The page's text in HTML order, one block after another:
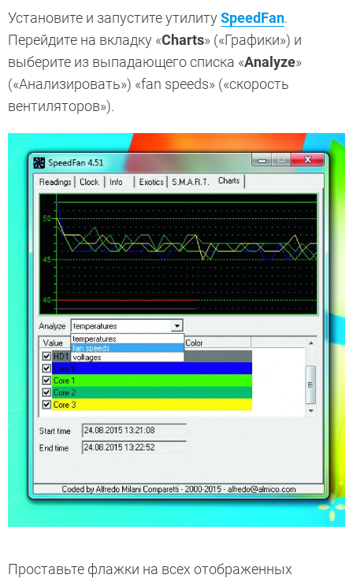
Установите и запустите утилитуSpeedFan.
Перейдите на вкладку «Charts» («Графики») и
выберите из выпадающего списка «Analyze»
(«Анализировать») «fan speeds» («скорость
вентиляторов»).
Проставьте флажки на всех отображенных